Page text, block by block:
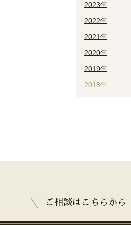
2023年
2022年
2021年
2020年
2019年
2018年
ご相談はこちらから